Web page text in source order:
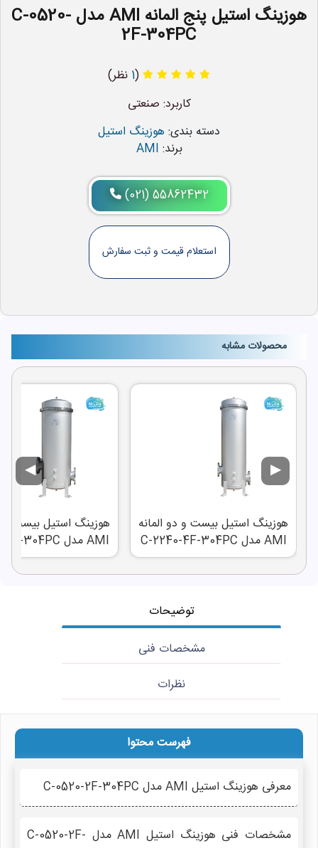
هوزینگ استیل پنج المانه AMI مدل C-0520-
2F-304PC
(
1 نظر)
کاربرد: صنعتی
دسته بندی: هوزینگ استیل
برند: AMI
(021) 55862432
استعلام قیمت و ثبت سفارش
محصولات مشابه
هوزینگ استیل بیست و دو المانه
AMI مدل C-2240-4F-304PC
هوزینگ استیل بیست و
AMI مدل C-2230-4F-304PC
▶
◀
توضیحات
مشخصات فنی
نظرات
فهرست محتوا
معرفی هوزینگ استیل AMI مدل C-0520-2F-304PC
مشخصات فنی هوزینگ استیل AMI مدل C-0520-2F-